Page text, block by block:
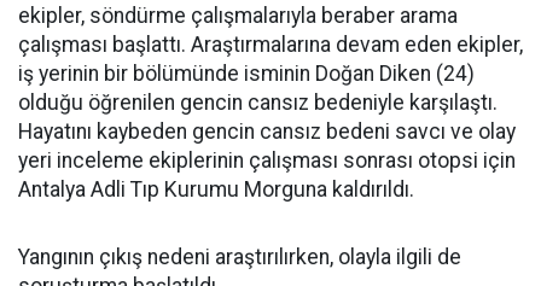
ekipler, söndürme çalışmalarıyla beraber arama
çalışması başlattı. Araştırmalarına devam eden ekipler,
iş yerinin bir bölümünde isminin Doğan Diken (24)
olduğu öğrenilen gencin cansız bedeniyle karşılaştı.
Hayatını kaybeden gencin cansız bedeni savcı ve olay
yeri inceleme ekiplerinin çalışması sonrası otopsi için
Antalya Adli Tıp Kurumu Morguna kaldırıldı.
Yangının çıkış nedeni araştırılırken, olayla ilgili de